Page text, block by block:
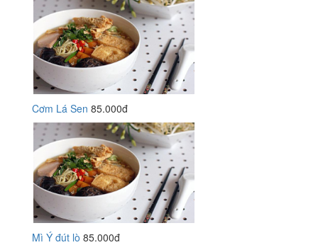
Cơm Lá Sen 85.000đ
Mì Ý đút lò 85.000đ